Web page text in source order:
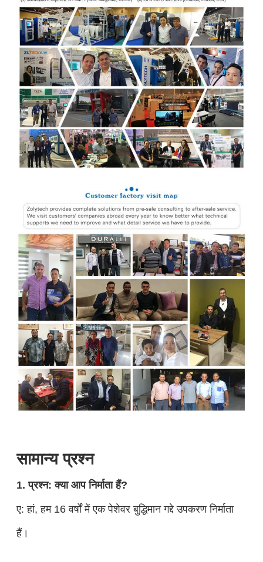
सामान्य प्रश्न
1. प्रश्न: क्या आप निर्माता हैं?
ए: हां, हम 16 वर्षों में एक पेशेवर बुद्धिमान गद्दे उपकरण निर्माता
हैं।